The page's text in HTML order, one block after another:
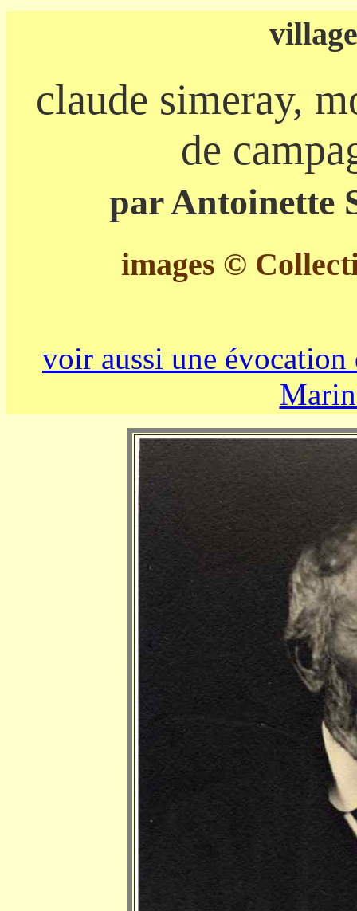
claude simeray,
de
par Antoinette
images ©
voir aussi une